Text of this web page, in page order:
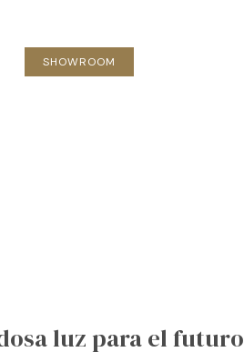
SHOWROOM
luz para el futuro